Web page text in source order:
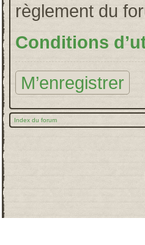
règlement du
Conditions
M’enregistrer
Index du forum